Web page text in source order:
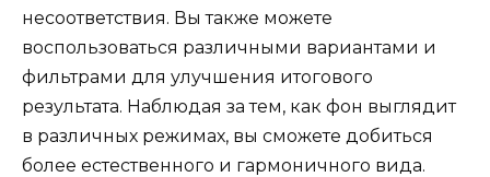
несоответствия. Вы также можете
воспользоваться различными вариантами и
фильтрами для улучшения итогового
результата. Наблюдая за тем, как фон выглядит
в различных режимах, вы сможете добиться
более естественного и гармоничного вида.